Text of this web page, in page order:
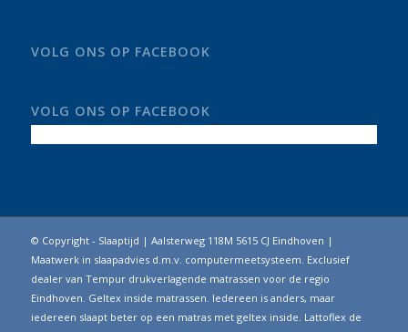
VOLG ONS OP FACEBOOK
VOLG ONS OP FACEBOOK
© Copyright - Slaaptijd | Aalsterweg 118M 5615 CJ Eindhoven |
Maatwerk in slaapadvies d.m.v. computermeetsysteem. Exclusief
dealer van Tempur drukverlagende matrassen voor de regio
Eindhoven. Geltex inside matrassen. Iedereen is anders, maar
iedereen slaapt beter op een matras met geltex inside. Lattoflex de